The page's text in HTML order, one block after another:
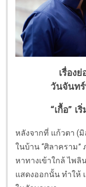
เรื่อง
วันจันท
“เกื้อ”
หลังจากที่ แก้วตา (
ในบ้าน “ศิลาคราม”
หาทางเข้าใกล้ ไพ
แสดงออกนั้น ทำให้